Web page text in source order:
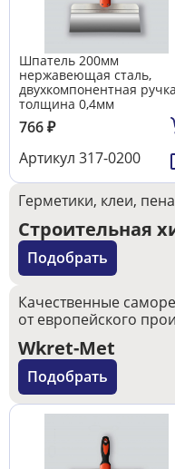
Шпатель 200мм
нержавеющая сталь,
двухкомпонентная
толщина 0,4мм
766₽
Артикул 317-0200
Герметики, клеи,
Строительная
Подобрать
Качественные
от европейского
Wkret-Met
Подобрать